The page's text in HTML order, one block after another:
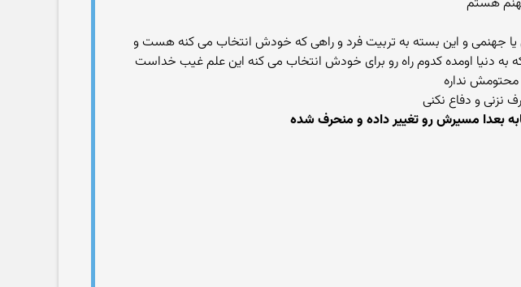
یا جهنمی و این بسته به تربیت فرد و راهی که خودش انتخاب می کنه هست و
به دنیا اومده کدوم راه رو برای خودش انتخاب می کنه این علم غیب خداست
نداره
بعدا مسیرش رو تغییر داده و منحرف شده